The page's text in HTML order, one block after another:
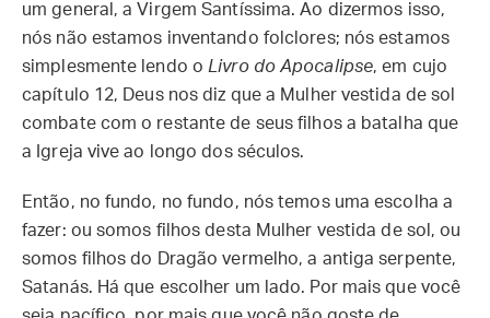
um general, a Virgem Santíssima. Ao dizermos isso,
nós não estamos inventando folclores; nós estamos
simplesmente lendo o Livro do Apocalipse, em cujo
capítulo 12, Deus nos diz que a Mulher vestida de sol
combate com o restante de seus filhos a batalha que
a Igreja vive ao longo dos séculos.
Então, no fundo, no fundo, nós temos uma escolha a
fazer: ou somos filhos desta Mulher vestida de sol, ou
somos filhos do Dragão vermelho, a antiga serpente,
Satanás. Há que escolher um lado. Por mais que você